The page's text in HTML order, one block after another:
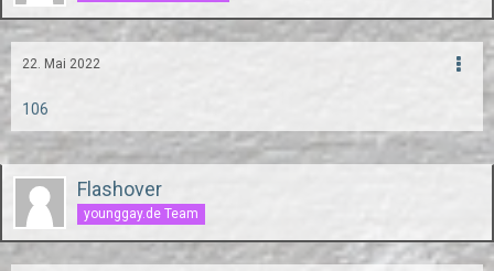
22. Mai 2022
106
Flashover
younggay.de Team